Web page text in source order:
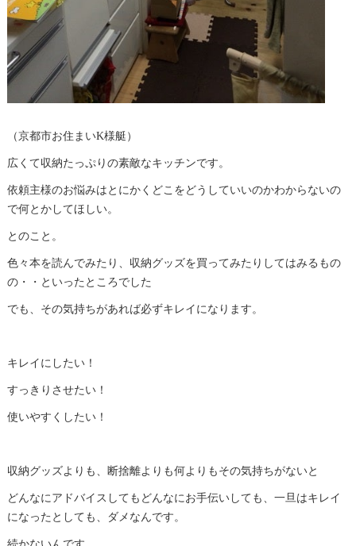
（京都市お住まいK様艇）
広くて収納たっぷりの素敵なキッチンです。
依頼主様のお悩みはとにかくどこをどうしていいのかわからないの
で何とかしてほしい。
とのこと。
色々本を読んでみたり、収納グッズを買ってみたりしてはみるもの
の・・といったところでした
でも、その気持ちがあれば必ずキレイになります。
キレイにしたい！
すっきりさせたい！
使いやすくしたい！
収納グッズよりも、断捨離よりも何よりもその気持ちがないと
どんなにアドバイスしてもどんなにお手伝いしても、一旦はキレイ
になったとしても、ダメなんです。